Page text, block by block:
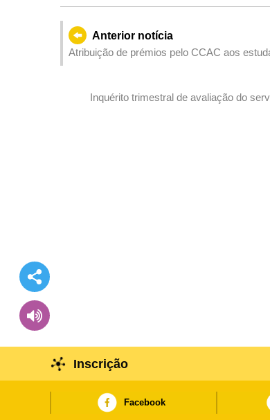
Anterior notícia
Atribuição de prémios pelo CCAC aos
Inquérito trimestral de avaliação do
Inscrição
Facebook